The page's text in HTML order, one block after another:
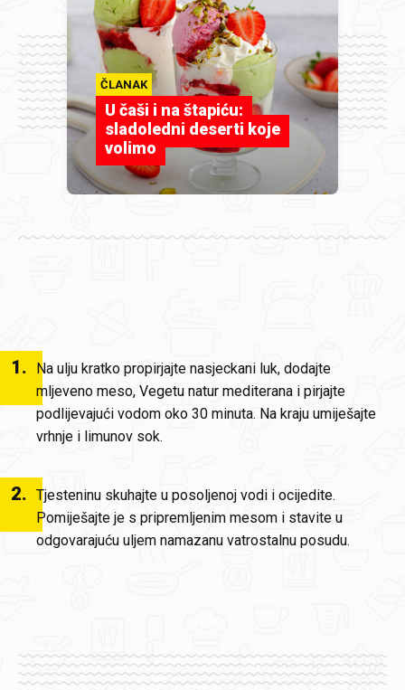
ČLANAK
U čaši i na štapiću:
sladoledni deserti koje
volimo
1.
Na ulju kratko propirjajte nasjeckani luk, dodajte
mljeveno meso, Vegetu natur mediterana i pirjajte
podlijevajući vodom oko 30 minuta. Na kraju umiješajte
vrhnje i limunov sok.
2. Tjesteninu skuhajte u posoljenoj vodi i ocijedite.
Pomiješajte je s pripremljenim mesom i stavite u
odgovarajuću uljem namazanu vatrostalnu posudu.